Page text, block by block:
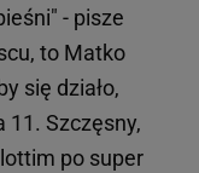
- pisze
to Matko
się działo,
11. Szczęsny,
po super